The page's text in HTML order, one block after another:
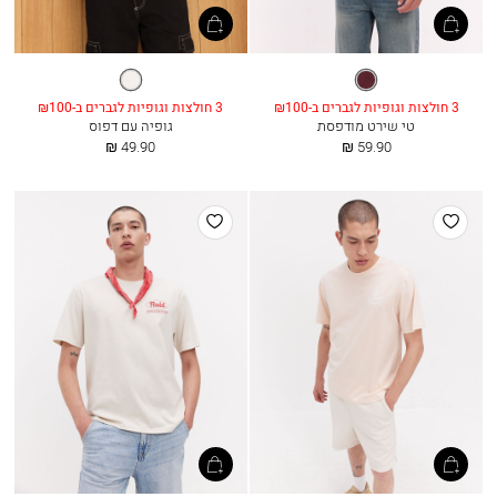
יין
עמוק
3 חולצות וגופיות לגברים ב-₪100
טי שירט מודפסת
החל
59.90 ₪
שמנת
3 חולצות וגופיות לגברים ב-₪100
גופיה עם דפוס
החל
49.90 ₪
הוסף
למועדפים
הוסף
למועדפים